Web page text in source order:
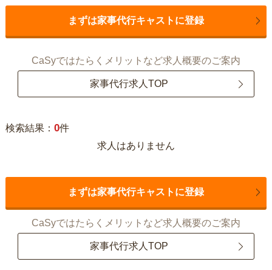
まずは家事代行キャストに登録
CaSyではたらくメリットなど求人概要のご案内
家事代行求人TOP
検索結果： 0件
求人はありません
まずは家事代行キャストに登録
CaSyではたらくメリットなど求人概要のご案内
家事代行求人TOP